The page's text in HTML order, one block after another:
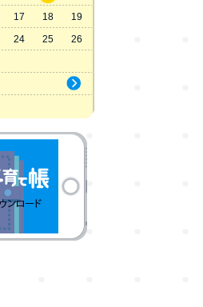
17 18
19
24 25
26